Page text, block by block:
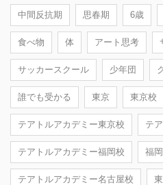
中間反抗期 思春期 6歳
食べ物 体 アート思考
サッカースクール 少年団
誰でも受かる 東京 東京校
テアトルアカデミー東京校 テ
テアトルアカデミー福岡校 福岡
テアトルアカデミー名古屋校